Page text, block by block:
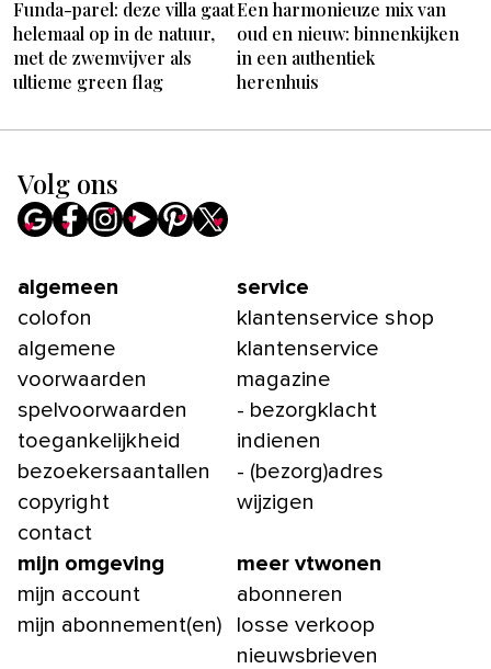
Funda-parel: deze villa gaat
helemaal op in de natuur,
met de zwemvijver als
ultieme green flag
Een harmonieuze mix van
oud en nieuw: binnenkijken
in een authentiek
herenhuis
Volg ons
algemeen
colofon
algemene
voorwaarden
spelvoorwaarden
toegankelijkheid
bezoekersaantallen
copyright
contact
service
klantenservice shop
klantenservice
magazine
- bezorgklacht
indienen
- (bezorg)adres
wijzigen
mijn omgeving
mijn account
mijn abonnement(en)
meer vtwonen
abonneren
losse verkoop
nieuwsbrieven